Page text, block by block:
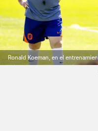
Ronald Koeman, en el